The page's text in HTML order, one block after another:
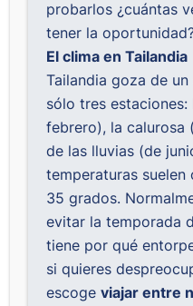
probarlos ¿cuántas
tener la
El clima en Tailandia
Tailandia goza de un
sólo tres
febrero), la calurosa
de las lluvias (de
temperaturas
35 grados.
evitar la temporada
tiene por qué
si quieres
escogeviajar entre